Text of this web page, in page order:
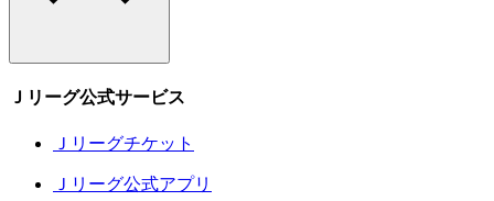
Ｊリーグ公式サービス
Ｊリーグチケット
Ｊリーグ公式アプリ